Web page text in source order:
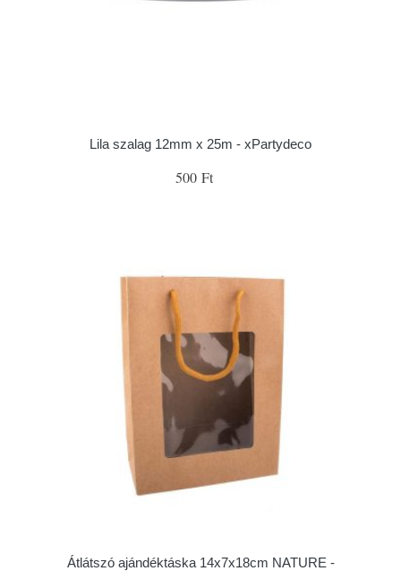
Lila szalag 12mm x 25m - xPartydeco
500 Ft
Átlátszó ajándéktáska 14x7x18cm NATURE -